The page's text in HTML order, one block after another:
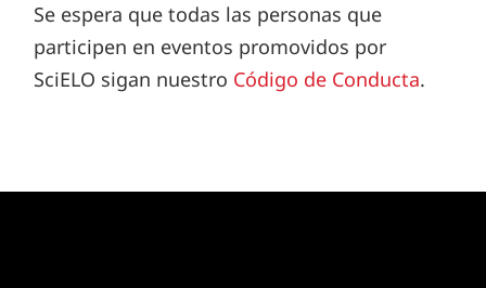
Se espera que todas las personas que
participen en eventos promovidos por
SciELO sigan nuestro Código de Conducta.